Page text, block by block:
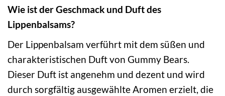
Wie ist der Geschmack und Duft des
Lippenbalsams?
Der Lippenbalsam verführt mit dem süßen und
charakteristischen Duft von Gummy Bears.
Dieser Duft ist angenehm und dezent und wird
durch sorgfältig ausgewählte Aromen erzielt, die